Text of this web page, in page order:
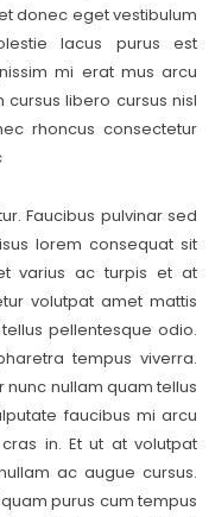
donec eget vestibulum
lacus purus est
mi erat mus arcu
libero cursus nisl
rhoncus consectetur
Faucibus pulvinar sed
lorem consequat sit
varius ac turpis et at
volutpat amet mattis
pellentesque odio.
tempus viverra.
nunc nullam quam tellus
faucibus mi arcu
in. Et ut at volutpat
ac augue cursus.
purus cum tempus